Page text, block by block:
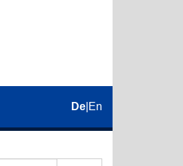
De En